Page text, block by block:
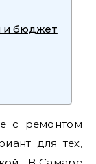
и бюджет
с ремонтом
для тех,